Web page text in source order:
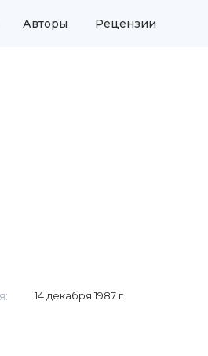
Авторы Рецензии
14 декабря 1987 г.